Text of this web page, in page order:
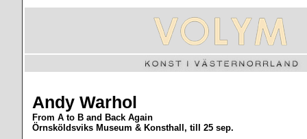
Andy Warhol
From A to B and Back Again
Örnsköldsviks Museum & Konsthall, till 25 sep.